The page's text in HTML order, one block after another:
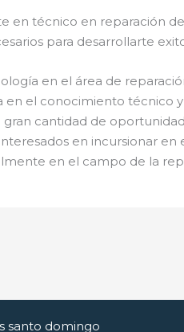
en técnico en reparación
para desarrollarte
en el área de
en el conocimiento técnico
gran cantidad de
en incursionar
en el campo de la
santo domingo